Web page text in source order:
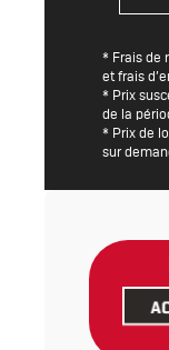
* Frais de
et frais
* Prix
de la
* Prix de
sur